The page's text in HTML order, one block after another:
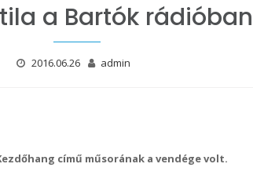
a Bartók rádióban
2016.06.26 admin
című műsorának a vendége volt.